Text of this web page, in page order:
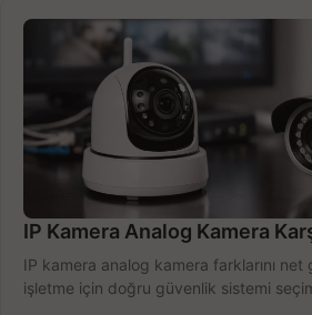
IP Kamera Analog Kamera
IP kamera analog kamera farklarını net
işletme için doğru güvenlik sistemi